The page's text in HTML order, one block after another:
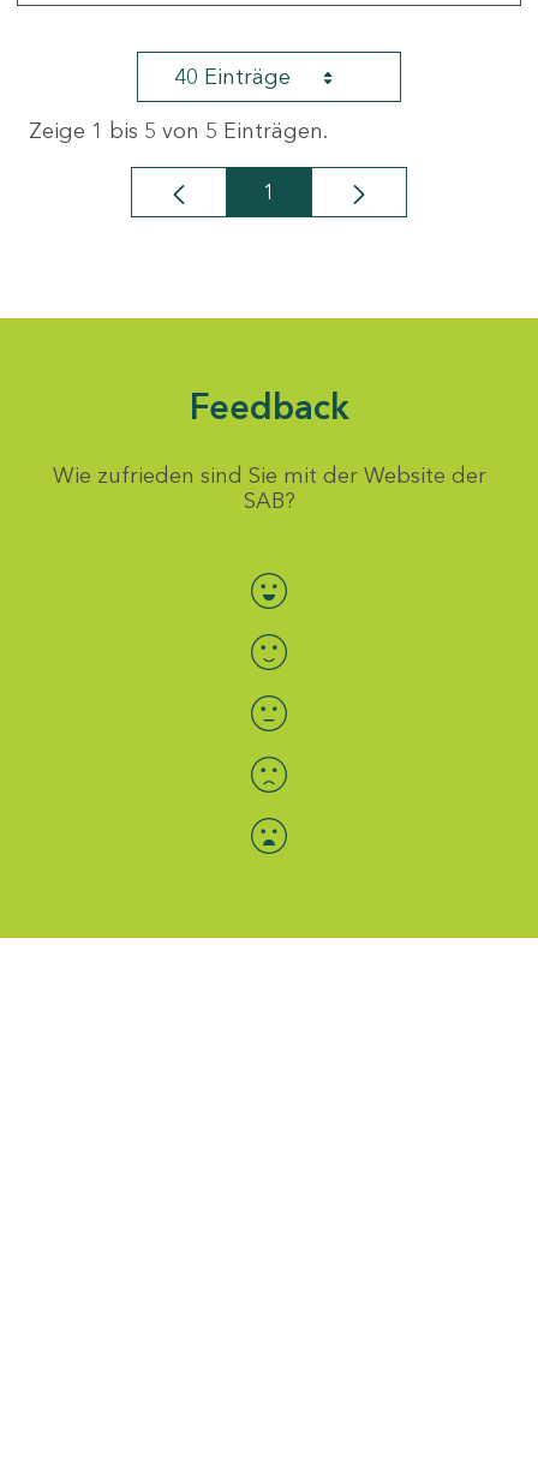
40 Einträge
Zeige 1 bis 5 von 5 Einträgen.
Seite
1
Feedback
Wie zufrieden sind Sie mit der Website der
SAB?
Bewertung auswählen